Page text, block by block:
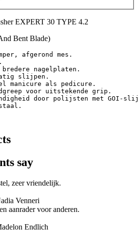
EXPERT 30 TYPE 4.2
Bent Blade)
afgerond mes.
nagelplaten.
slijpen.
manicure als pedicure.
voor uitstekende grip.
door polijsten met GOI-
say
zeer vriendelijk.
aanrader voor anderen.